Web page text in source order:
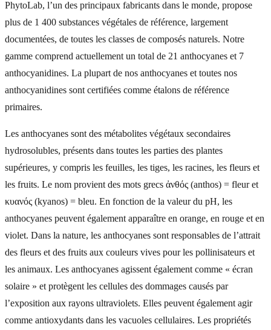
PhytoLab, l’un des principaux fabricants dans le monde, propose
plus de 1 400 substances végétales de référence, largement
documentées, de toutes les classes de composés naturels. Notre
gamme comprend actuellement un total de 21 anthocyanes et 7
anthocyanidines. La plupart de nos anthocyanes et toutes nos
anthocyanidines sont certifiées comme étalons de référence
primaires.
Les anthocyanes sont des métabolites végétaux secondaires
hydrosolubles, présents dans toutes les parties des plantes
supérieures, y compris les feuilles, les tiges, les racines, les fleurs et
les fruits. Le nom provient des mots grecs ἀνθός (anthos) = fleur et
κυανός (kyanos) = bleu. En fonction de la valeur du pH, les
anthocyanes peuvent également apparaître en orange, en rouge et en
violet. Dans la nature, les anthocyanes sont responsables de l’attrait
des fleurs et des fruits aux couleurs vives pour les pollinisateurs et
les animaux. Les anthocyanes agissent également comme « écran
solaire » et protègent les cellules des dommages causés par
l’exposition aux rayons ultraviolets. Elles peuvent également agir
comme antioxydants dans les vacuoles cellulaires. Les propriétés